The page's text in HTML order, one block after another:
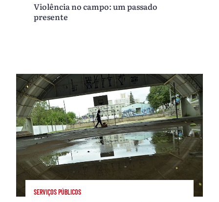
Violência no campo: um passado
presente
SERVIÇOS PÚBLICOS